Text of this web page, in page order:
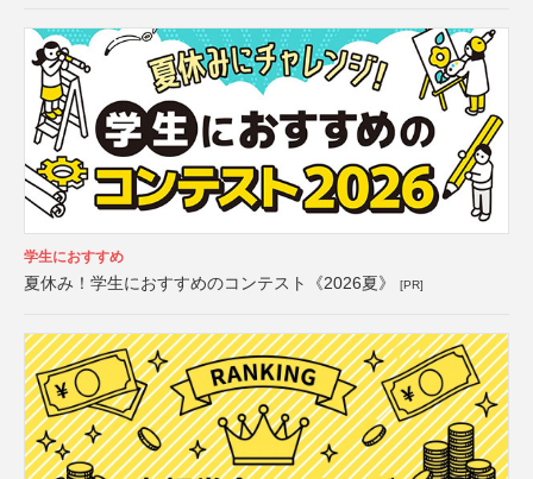
学生におすすめ
夏休み！学生におすすめのコンテスト《2026夏》 [PR]